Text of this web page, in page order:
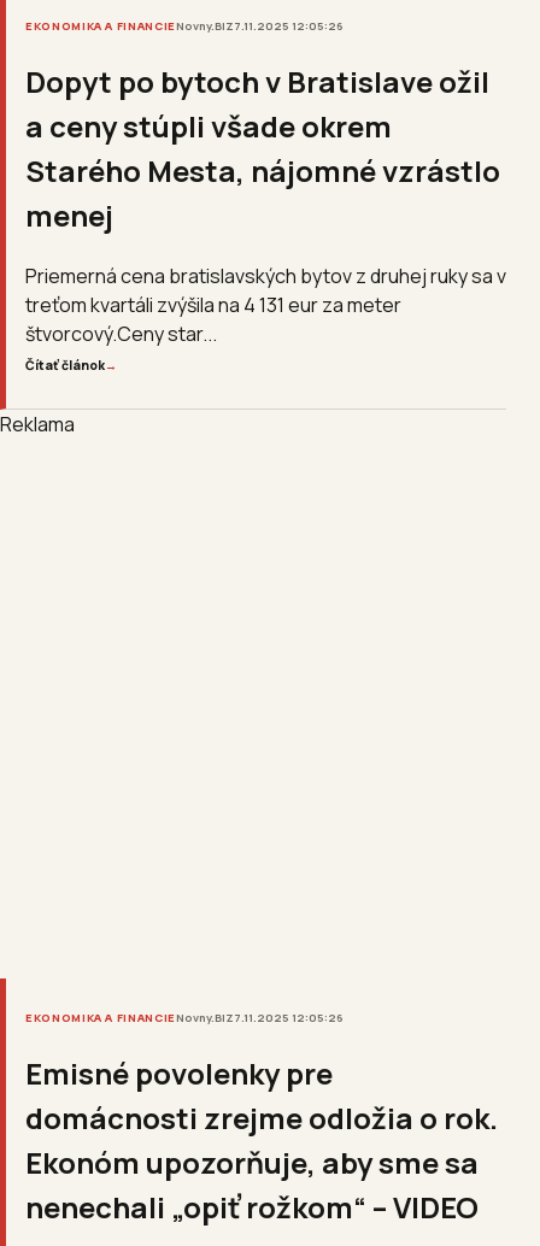
EKONOMIKA A FINANCIENovny.BIZ7.11.2025 12:05:26
Dopyt po bytoch v Bratislave ožil
a ceny stúpli všade okrem
Starého Mesta, nájomné vzrástlo
menej
Priemerná cena bratislavských bytov z druhej ruky sa v
treťom kvartáli zvýšila na 4 131 eur za meter
štvorcový.Ceny star...
Čítať článok→
Reklama
EKONOMIKA A FINANCIENovny.BIZ7.11.2025 12:05:26
Emisné povolenky pre
domácnosti zrejme odložia o rok.
Ekonóm upozorňuje, aby sme sa
nenechali „opiť rožkom“ – VIDEO